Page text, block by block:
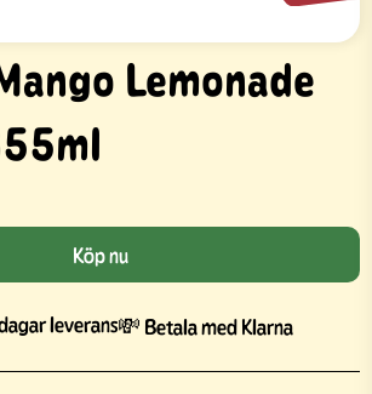
Lemonade
Köp nu
leverans💸 Betala med Klarna